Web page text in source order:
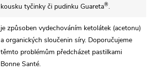
kousku tyčinky či pudinku Guareta®.
je způsoben vydechováním ketolátek (acetonu)
a organických sloučenin síry. Doporučujeme
těmto problémům předcházet pastilkami
Bonne Santé.